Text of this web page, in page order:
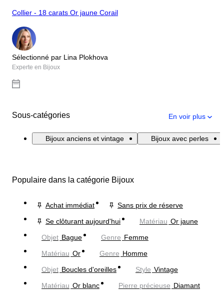
Collier - 18 carats Or jaune Corail
Sélectionné par Lina Plokhova
Experte en Bijoux
Sous-catégories En voir plus
Bijoux anciens et vintage Bijoux avec perles
Populaire dans la catégorie Bijoux
Achat immédiat
Sans prix de réserve
Se clôturant aujourd'hui
Matériau Or jaune
Objet Bague Genre Femme
Matériau Or Genre Homme
Objet Boucles d'oreilles Style Vintage
Matériau Or blanc Pierre précieuse Diamant